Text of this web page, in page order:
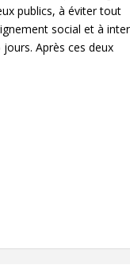
publics, à éviter tout
social et à
Après ces deux